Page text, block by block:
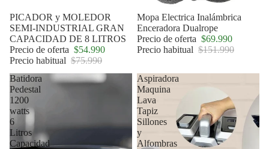
Oferta
PICADOR y MOLEDOR
SEMI-INDUSTRIAL GRAN
CAPACIDAD DE 8 LITROS
Precio de oferta $54.990
Precio habitual $75.990
Oferta
Mopa Electrica Inalámbrica
Enceradora Dualrope
Precio de oferta $69.990
Precio habitual $151.990
Batidora
Pedestal
1200
watts
6
Litros
Capacidad
Aspiradora
Maquina
Lava
Tapiz
Sillones
y
Alfombras